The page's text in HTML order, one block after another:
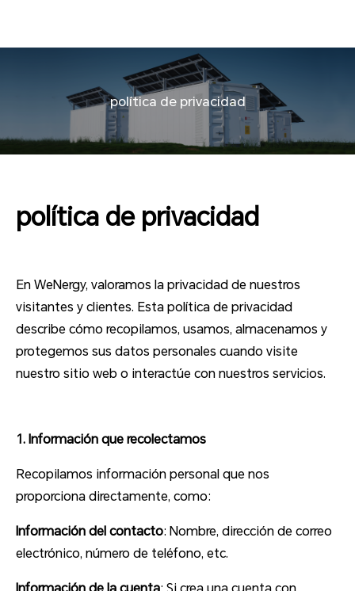
política de privacidad
política de privacidad
En WeNergy, valoramos la privacidad de nuestros
visitantes y clientes. Esta política de privacidad
describe cómo recopilamos, usamos, almacenamos y
protegemos sus datos personales cuando visite
nuestro sitio web o interactúe con nuestros servicios.
1. Información que recolectamos
Recopilamos información personal que nos
proporciona directamente, como:
Información del contacto: Nombre, dirección de correo
electrónico, número de teléfono, etc.